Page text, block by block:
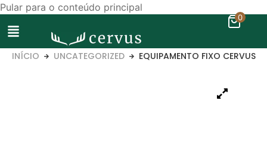
Pular para o conteúdo principal
0
INÍCIO UNCATEGORIZED EQUIPAMENTO FIXO CERVUS